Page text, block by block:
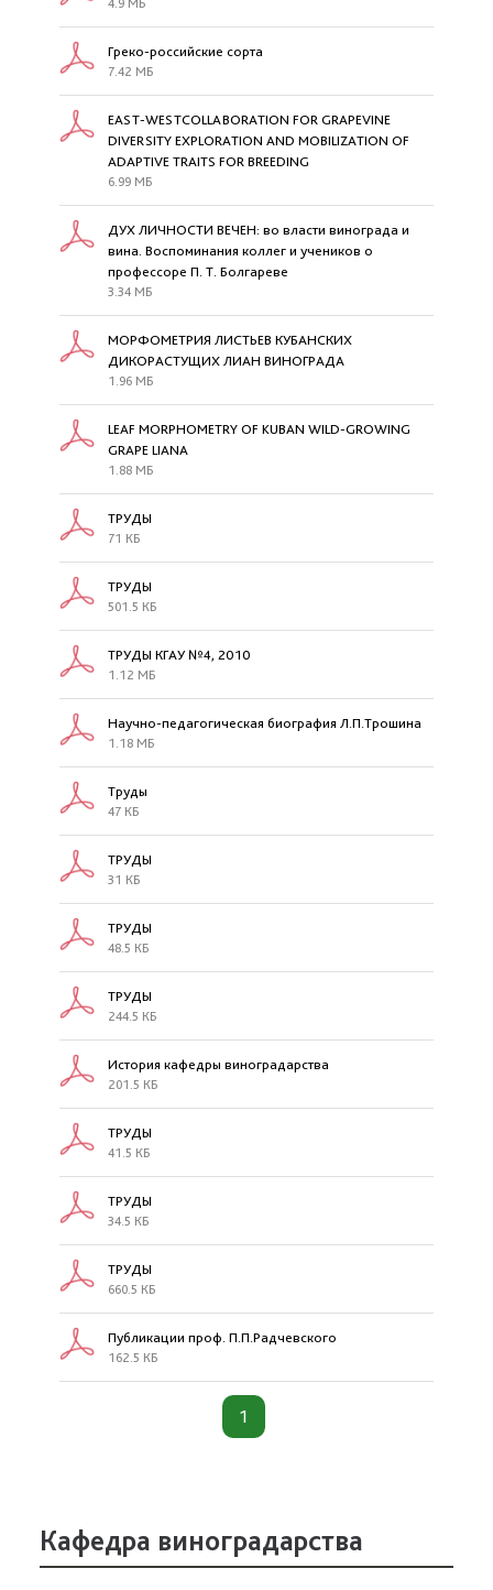
4.9 МБ
Греко-российские сорта
7.42 МБ
EAST-WESTCOLLABORАTION FOR GRAPEVINE
DIVERSITY EXPLORATION AND MOBILIZATION OF
ADAPTIVE TRAITS FOR BREEDING
6.99 МБ
ДУХ ЛИЧНОСТИ ВЕЧЕН: во власти винограда и
вина. Воспоминания коллег и учеников о
профессоре П. Т. Болгареве
3.34 МБ
МОРФОМЕТРИЯ ЛИСТЬЕВ КУБАНСКИХ
ДИКОРАСТУЩИХ ЛИАН ВИНОГРАДА
1.96 МБ
LEAF MORPHOMETRY OF KUBAN WILD-GROWING
GRAPE LIANA
1.88 МБ
ТРУДЫ
71 КБ
ТРУДЫ
501.5 КБ
ТРУДЫ КГАУ №4, 2010
1.12 МБ
Научно-педагогическая биография Л.П.Трошина
1.18 МБ
Труды
47 КБ
ТРУДЫ
31 КБ
ТРУДЫ
48.5 КБ
ТРУДЫ
244.5 КБ
История кафедры виноградарства
201.5 КБ
ТРУДЫ
41.5 КБ
ТРУДЫ
34.5 КБ
ТРУДЫ
660.5 КБ
Публикации проф. П.П.Радчевского
162.5 КБ
1
Кафедра виноградарства